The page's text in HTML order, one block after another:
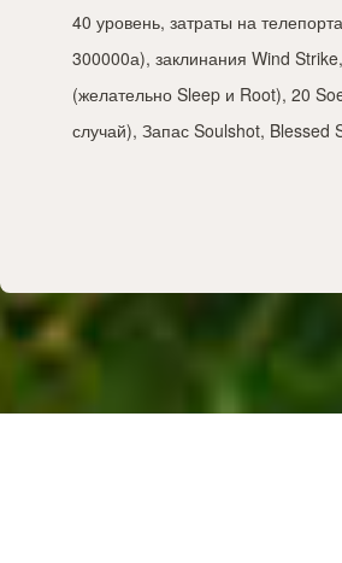
40 уровень, затраты на
300000а), заклинания Wind
(желательно Sleep и Root), 20
случай), Запас Soulshot, Blessed